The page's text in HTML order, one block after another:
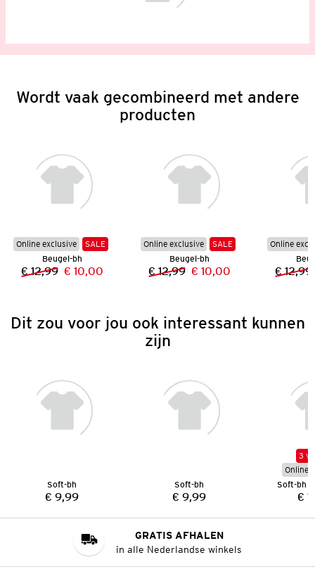
Wordt vaak gecombineerd met andere
producten
Online exclusive
SALE
Beugel-bh
Vorige prijs:
€ 12,99 Nieuwe prijs:
€ 10,00
Online exclusive
SALE
Beugel-bh
Vorige prijs:
€ 12,99 Nieuwe prijs:
€ 10,00
Online
€ 12,99
Dit zou voor jou ook interessant kunnen
zijn
Soft-bh
Prijs:
€ 9,99
Soft-bh
Prijs:
€ 9,99
3
Online
Soft-bh
€
GRATIS AFHALEN
in alle Nederlandse winkels